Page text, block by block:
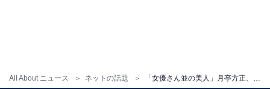
All About ニュース ネットの話題 「女優さん並の美人」月亭方正、顔出しした美人妻との夫婦ショットを公開！ 「この方のお陰で」